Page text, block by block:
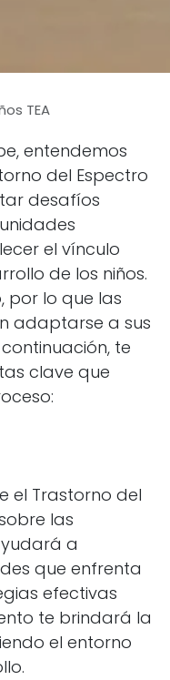
TEA
entendemos
del Espectro
desafíos
el vínculo
de los niños.
por lo que las
adaptarse a sus
te
clave que
el Trastorno del
las
a
que enfrenta
efectivas
te brindará la
el entorno